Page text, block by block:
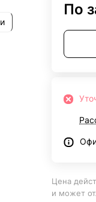
По
Цена
и может